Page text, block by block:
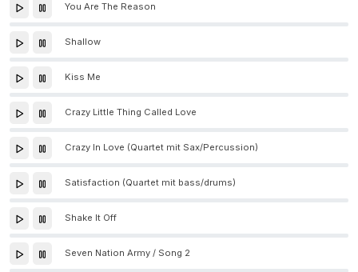
You Are The Reason
Shallow
Kiss Me
Crazy Little Thing Called Love
Crazy In Love (Quartet mit Sax/Percussion)
Satisfaction (Quartet mit bass/drums)
Shake It Off
Seven Nation Army / Song 2